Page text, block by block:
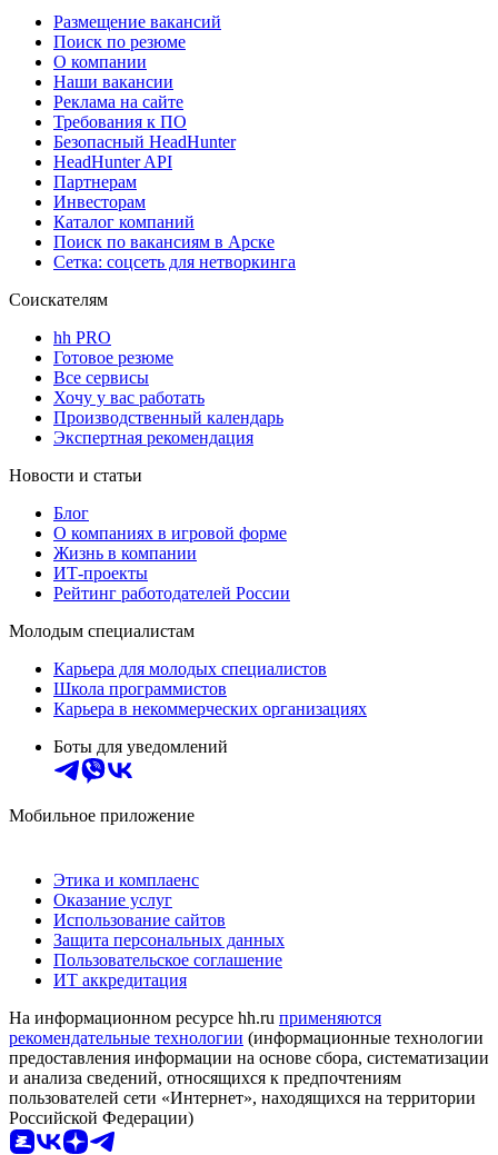
Размещение вакансий
Поиск по резюме
О компании
Наши вакансии
Реклама на сайте
Требования к ПО
Безопасный HeadHunter
HeadHunter API
Партнерам
Инвесторам
Каталог компаний
Поиск по вакансиям в Арске
Сетка: соцсеть для нетворкинга
Соискателям
hh PRO
Готовое резюме
Все сервисы
Хочу у вас работать
Производственный календарь
Экспертная рекомендация
Новости и статьи
Блог
О компаниях в игровой форме
Жизнь в компании
ИТ-проекты
Рейтинг работодателей России
Молодым специалистам
Карьера для молодых специалистов
Школа программистов
Карьера в некоммерческих организациях
Боты для уведомлений
Мобильное приложение
Этика и комплаенс
Оказание услуг
Использование сайтов
Защита персональных данных
Пользовательское соглашение
ИТ аккредитация
На информационном ресурсе hh.ru применяются
рекомендательные технологии (информационные технологии
предоставления информации на основе сбора, систематизации
и анализа сведений, относящихся к предпочтениям
пользователей сети «Интернет», находящихся на территории
Российской Федерации)